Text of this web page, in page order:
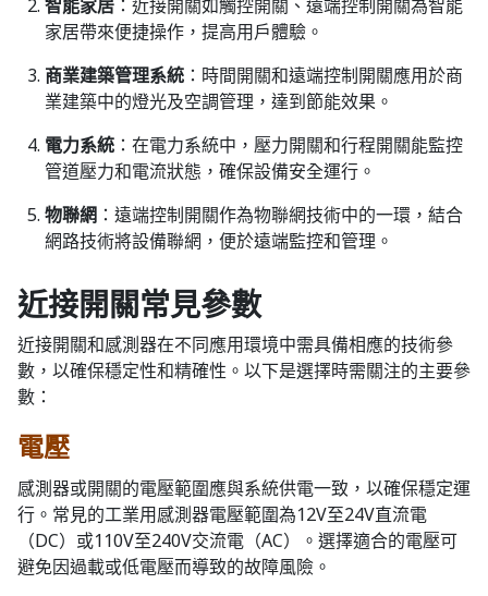
智能家居 ：近接開關如觸控開關、遠端控制開關為智能
家居帶來便捷操作，提高用戶體驗。
商業建築管理系統 ：時間開關和遠端控制開關應用於商
業建築中的燈光及空調管理，達到節能效果。
電力系統 ：在電力系統中，壓力開關和行程開關能監控
管道壓力和電流狀態，確保設備安全運行。
物聯網 ：遠端控制開關作為物聯網技術中的一環，結合
網路技術將設備聯網，便於遠端監控和管理。
近接開關常見參數
近接開關和感測器在不同應用環境中需具備相應的技術參
數，以確保穩定性和精確性。以下是選擇時需關注的主要參
數：
電壓
感測器或開關的電壓範圍應與系統供電一致，以確保穩定運
行。常見的工業用感測器電壓範圍為12V至24V直流電
（DC）或110V至240V交流電（AC）。選擇適合的電壓可
避免因過載或低電壓而導致的故障風險。